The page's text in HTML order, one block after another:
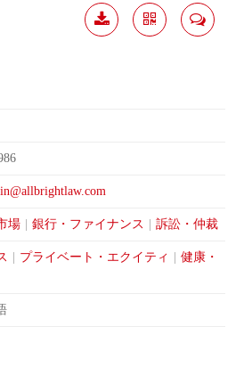
場 銀行・ファイナンス 訴訟・仲裁
プライベート・エクイティ
健康・